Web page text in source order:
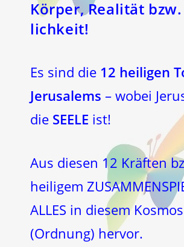
Körper, Realität
lichkeit!
Es sind die 12 heiligen
Jerusalems – wobei
die SEELE ist!
Aus diesen 12 Kräften
heiligem
ALLES in diesem Kosmos
(Ordnung) hervor.